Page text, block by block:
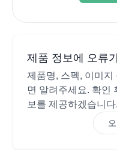
제품 정보에 오류
제품명, 스펙, 이미
면 알려주세요. 확인
보를 제공하겠습니다.